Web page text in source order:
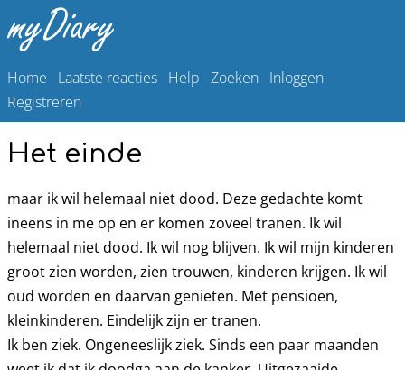
Home Laatste reacties Help Zoeken Inloggen
Registreren
Het einde
maar ik wil helemaal niet dood. Deze gedachte komt
ineens in me op en er komen zoveel tranen. Ik wil
helemaal niet dood. Ik wil nog blijven. Ik wil mijn kinderen
groot zien worden, zien trouwen, kinderen krijgen. Ik wil
oud worden en daarvan genieten. Met pensioen,
kleinkinderen. Eindelijk zijn er tranen.
Ik ben ziek. Ongeneeslijk ziek. Sinds een paar maanden